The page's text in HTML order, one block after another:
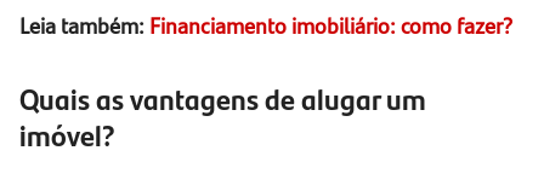
Leia também: Financiamento imobiliário: como fazer?
Quais as vantagens de alugar um
imóvel?